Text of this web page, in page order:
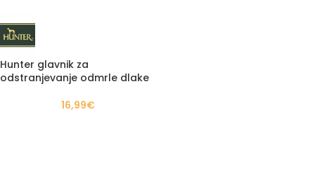
Hunter glavnik za
odstranjevanje odmrle dlake
16,99€